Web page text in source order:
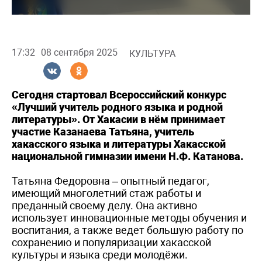
17:32 08 сентября 2025 КУЛЬТУРА
Сегодня стартовал Всероссийский конкурс
«Лучший учитель родного языка и родной
литературы». От Хакасии в нём принимает
участие Казанаева Татьяна, учитель
хакасского языка и литературы Хакасской
национальной гимназии имени Н.Ф. Катанова.
Татьяна Федоровна – опытный педагог,
имеющий многолетний стаж работы и
преданный своему делу. Она активно
использует инновационные методы обучения и
воспитания, а также ведет большую работу по
сохранению и популяризации хакасской
культуры и языка среди молодёжи.